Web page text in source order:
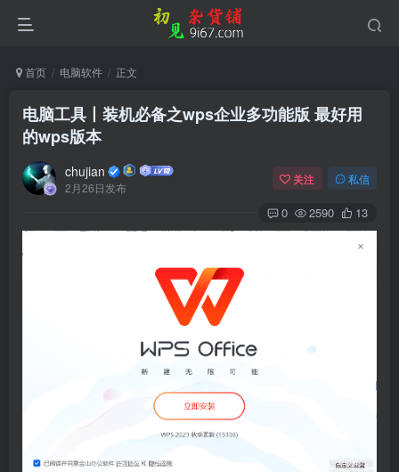
首页 电脑软件 正文
电脑工具丨装机必备之wps企业多功能版 最好用
的wps版本
chujian
2月26日发布
关注 私信
0 2590 13